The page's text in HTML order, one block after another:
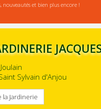
nouveautés et bien plus encore !
Sylvain d'Anjou
la Jardinerie